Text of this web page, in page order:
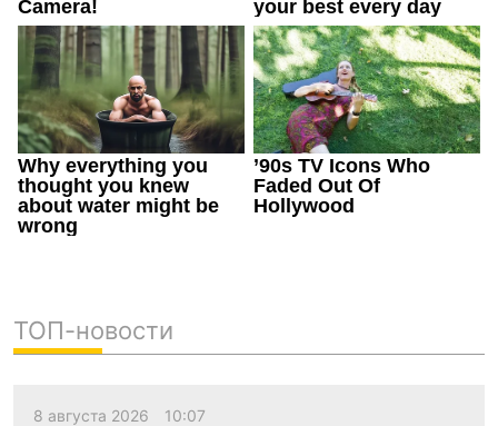
ТОП-новости
8 августа 2026 10:07